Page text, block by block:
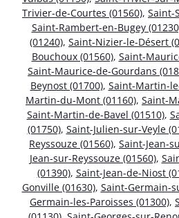
Trivier-de-Courtes (01560), Saint-
Saint-Rambert-en-Bugey
(01240), Saint-Nizier-le-Désert
Bouchoux (01560), Saint-
Saint-Maurice-de-Gourdans
Beynost (01700), Saint-Martin-
Martin-du-Mont (01160), Saint-
Saint-Martin-de-Bavel (01510),
(01750), Saint-Julien-sur-Veyle
Reyssouze (01560), Saint-Jean-
Jean-sur-Reyssouze (01560),
(01390), Saint-Jean-de-Niost
Gonville (01630), Saint-Germain-
Germain-les-Paroisses (01300),